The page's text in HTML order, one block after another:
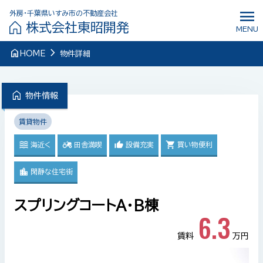
外房・千葉県いすみ市の不動産会社
株式会社東昭開発 menu
MENU
home HOME navigate_next 物件詳細
home 物件情報
賃貸物件
海近く 田舎満喫 設備充実 買い物便利
閑静な住宅街
スプリングコートA・B棟
賃料 6.3 万円